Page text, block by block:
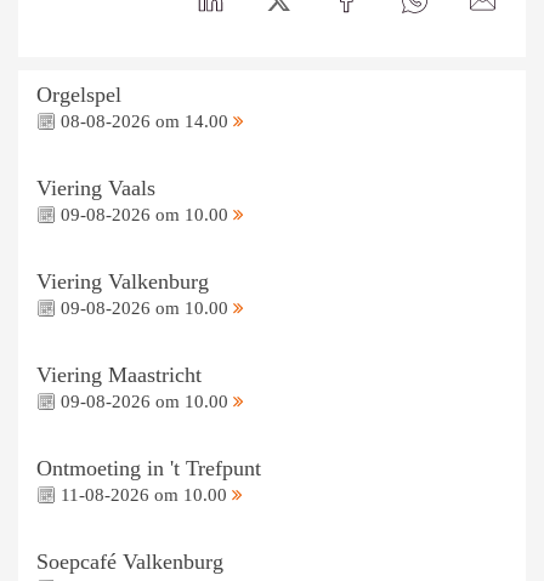
Orgelspel
08-08-2026 om 14.00
Viering Vaals
09-08-2026 om 10.00
Viering Valkenburg
09-08-2026 om 10.00
Viering Maastricht
09-08-2026 om 10.00
Ontmoeting in 't Trefpunt
11-08-2026 om 10.00
Soepcafé Valkenburg